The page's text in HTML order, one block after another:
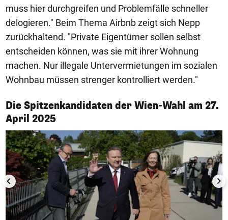
muss hier durchgreifen und Problemfälle schneller
delogieren." Beim Thema Airbnb zeigt sich Nepp
zurückhaltend. "Private Eigentümer sollen selbst
entscheiden können, was sie mit ihrer Wohnung
machen. Nur illegale Untervermietungen im sozialen
Wohnbau müssen strenger kontrolliert werden."
Die Spitzenkandidaten der Wien-Wahl am 27.
April 2025
1/17